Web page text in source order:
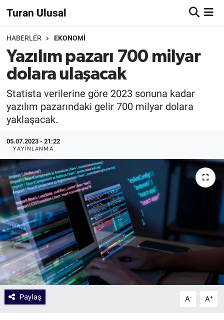
Turan Ulusal
HABERLER EKONOMİ
Yazılım pazarı 700 milyar
dolara ulaşacak
Statista verilerine göre 2023 sonuna kadar
yazılım pazarındaki gelir 700 milyar dolara
yaklaşacak.
05.07.2023 - 21:22
YAYINLANMA
Paylaş A- A+